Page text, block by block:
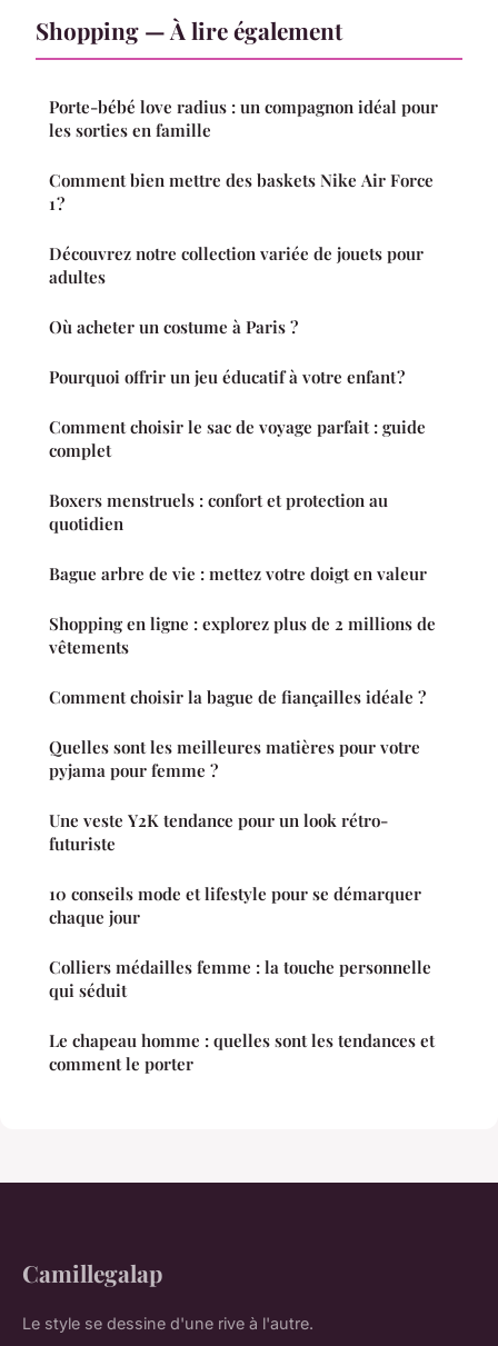
Shopping — À lire également
Porte-bébé love radius : un compagnon idéal pour
les sorties en famille
Comment bien mettre des baskets Nike Air Force
1 ?
Découvrez notre collection variée de jouets pour
adultes
Où acheter un costume à Paris ?
Pourquoi offrir un jeu éducatif à votre enfant ?
Comment choisir le sac de voyage parfait : guide
complet
Boxers menstruels : confort et protection au
quotidien
Bague arbre de vie : mettez votre doigt en valeur
Shopping en ligne : explorez plus de 2 millions de
vêtements
Comment choisir la bague de fiançailles idéale ?
Quelles sont les meilleures matières pour votre
pyjama pour femme ?
Une veste Y2K tendance pour un look rétro-
futuriste
10 conseils mode et lifestyle pour se démarquer
chaque jour
Colliers médailles femme : la touche personnelle
qui séduit
Le chapeau homme : quelles sont les tendances et
comment le porter
Camillegalap
Le style se dessine d'une rive à l'autre.